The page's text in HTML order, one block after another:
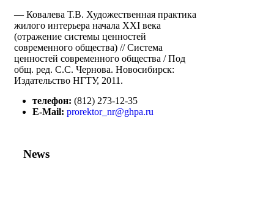
— Ковалева Т.В. Художественная практика
жилого интерьера начала XXI века
(отражение системы ценностей
современного общества) // Система
ценностей современного общества / Под
общ. ред. С.С. Чернова. Новосибирск:
Издательство НГТУ, 2011.
телефон: (812) 273-12-35
E-Mail: prorektor_nr@ghpa.ru
News